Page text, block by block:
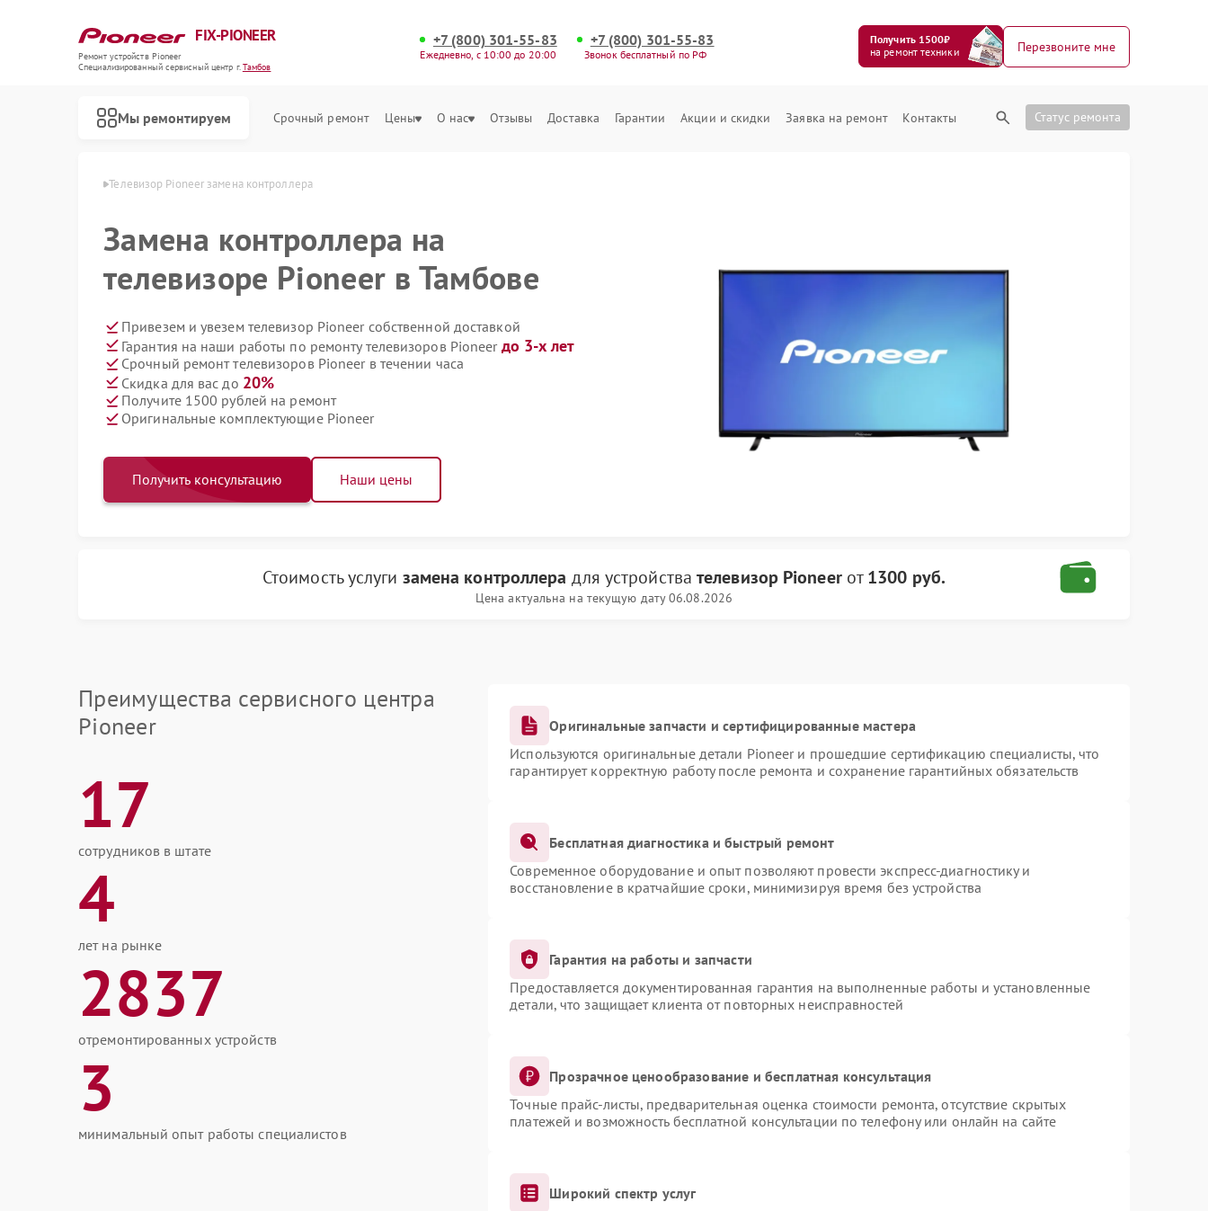
FIX-PIONEER
Ремонт устройств Pioneer
Специализированный cервисный центр г.Тамбов
+7 (800) 301-55-83
Ежедневно, с 10:00 до 20:00
+7 (800) 301-55-83
Звонок бесплатный по РФ
Получить 1500₽
на ремонт техники
Перезвоните мне
Мы ремонтируем Срочный ремонт Цены О нас Отзывы Доставка Гарантии Акции и скидки Заявка на ремонт Контакты Статус ремонта
Pioneer в Тамбове Телевизор Pioneer замена контроллера
Замена контроллера на
телевизоре Pioneer в Тамбове
Привезем и увезем телевизор Pioneer собственной доставкой
Гарантия на наши работы по ремонту телевизоров Pioneer до 3-х лет
Срочный ремонт телевизоров Pioneer в течении часа
Скидка для вас до 20%
Получите 1500 рублей на ремонт
Оригинальные комплектующие Pioneer
Получить консультацию Наши цены
Стоимость услуги замена контроллера для устройствателевизор Pioneerот1300 руб.
Цена актуальна на текущую дату 06.08.2026
Преимущества сервисного центра
Pioneer
17
сотрудников в штате
4
лет на рынке
2837
отремонтированных устройств
3
минимальный опыт работы специалистов
Оригинальные запчасти и сертифицированные мастера
Используются оригинальные детали Pioneer и прошедшие сертификацию специалисты, что
гарантирует корректную работу после ремонта и сохранение гарантийных обязательств
Бесплатная диагностика и быстрый ремонт
Современное оборудование и опыт позволяют провести экспресс-диагностику и
восстановление в кратчайшие сроки, минимизируя время без устройства
Гарантия на работы и запчасти
Предоставляется документированная гарантия на выполненные работы и установленные
детали, что защищает клиента от повторных неисправностей
Прозрачное ценообразование и бесплатная консультация
Точные прайс-листы, предварительная оценка стоимости ремонта, отсутствие скрытых
платежей и возможность бесплатной консультации по телефону или онлайн на сайте
Широкий спектр услуг